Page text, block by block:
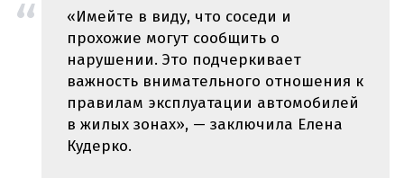
«Имейте в виду, что соседи и
прохожие могут сообщить о
нарушении. Это подчеркивает
важность внимательного отношения к
правилам эксплуатации автомобилей
в жилых зонах», — заключила Елена
Кудерко.